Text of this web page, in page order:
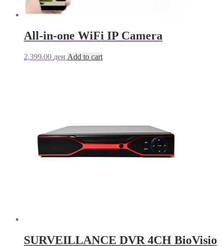
All-in-one WiFi IP Camera
2,399.00 ден Add to cart
SURVEILLANCE DVR 4CH BioVisio